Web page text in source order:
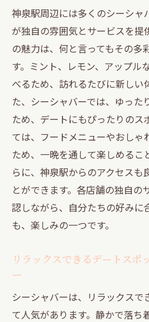
神泉駅周辺には多くのシーシャ
が独自の雰囲気とサービスを提
の魅力は、何と言ってもその多
す。ミント、レモン、アップル
べるため、訪れるたびに新しい
た、シーシャバーでは、ゆった
ため、デートにもぴったりのス
ては、フードメニューやおしゃ
ため、一晩を通して楽しめるこ
らに、神泉駅からのアクセスも
とができます。各店舗の独自の
認しながら、自分たちの好みに
も、楽しみの一つです。
リラックスできるデートスポ
ー
シーシャバーは、リラックスで
て人気があります。静かで落ち